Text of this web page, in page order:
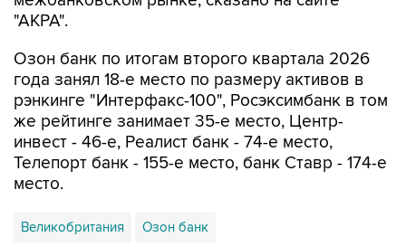
"АКРА".
Озон банк по итогам второго квартала 2026
года занял 18-е место по размеру активов в
рэнкинге "Интерфакс-100", Росэксимбанк в том
же рейтинге занимает 35-е место, Центр-
инвест - 46-е, Реалист банк - 74-е место,
Телепорт банк - 155-е место, банк Ставр - 174-е
место.
Великобритания Озон банк